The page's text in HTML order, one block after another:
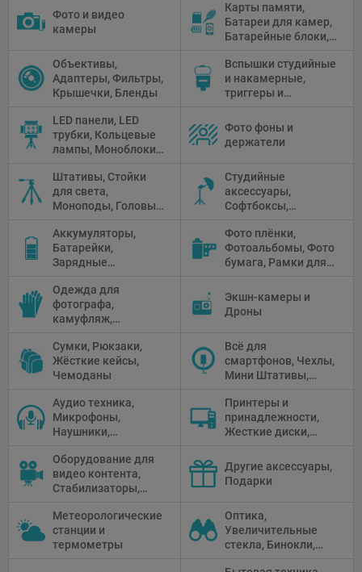
Фото и видео
камеры
Карты памяти,
Батареи для камер,
Батарейные блоки,
Объективы,
Адаптеры, Фильтры,
Крышечки, Бленды
Вспышки студийные
и накамерные,
триггеры и
LED панели, LED
трубки, Кольцевые
лампы, Моноблоки,
Флуоресцентное и
галогенное
освещение
Фото фоны и
держатели
Штативы, Стойки
для света,
Моноподы, Головы
Студийные
аксессуары,
Софтбоксы,
Рефлекторы,
Отражатели,
Предметные
Аккумуляторы,
Батарейки,
Зарядные
питания, Солнечные
панели
Фото плёнки,
Фотоальбомы, Фото
бумага, Рамки для
камеры
Одежда для
фотографа,
камуфляж,
Экшн-камеры и
Дроны
Сумки, Рюкзаки,
Жёсткие кейсы,
Чемоданы
Всё для
смартфонов, Чехлы,
Мини Штативы,
Аудио техника,
Микрофоны,
Наушники,
микшеры, Кабели и
адаптеры
Принтеры и
принадлежности,
Жесткие диски,
Проекторы,
Графические
Планшеты, Бумага
Оборудование для
видео контента,
Стабилизаторы,
Мониторы,
Профессиональное
видео
Другие аксессуары,
Подарки
Метеорологические
станции и
термометры
Оптика,
Увеличительные
стекла, Бинокли,